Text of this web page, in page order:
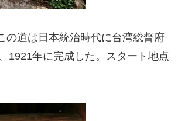
の道は日本統治時代に台湾総督府
1921年に完成した。スタート地点